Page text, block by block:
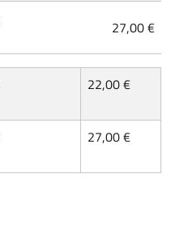
27,00 €
22,00 €
27,00 €